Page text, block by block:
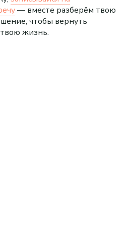
— вместе разберём твою
чтобы вернуть
жизнь.